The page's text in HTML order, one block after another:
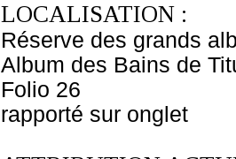
LOCALISATION :
Réserve des grands
Album des Bains de
Folio 26
rapporté sur onglet